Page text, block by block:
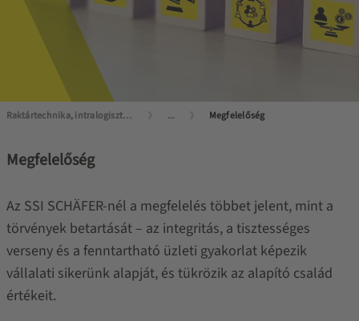
Raktártechnika, intralogisztika mesterfokon ... Megfelelőség
Megfelelőség
Az SSI SCHÄFER-nél a megfelelés többet jelent, mint a
törvények betartását – az integritás, a tisztességes
verseny és a fenntartható üzleti gyakorlat képezik
vállalati sikerünk alapját, és tükrözik az alapító család
értékeit.